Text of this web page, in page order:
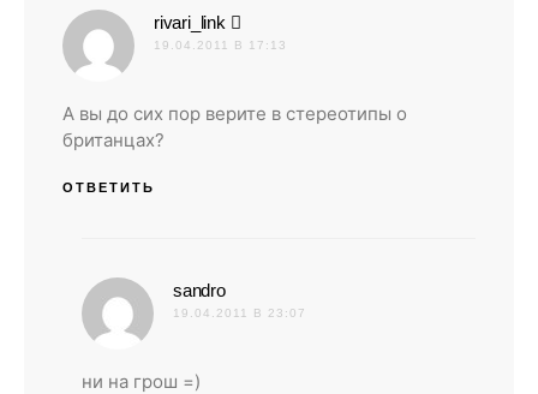
rivari_link
19.04.2011 В 17:13
А вы до сих пор верите в стереотипы о
британцах?
ОТВЕТИТЬ
sandro:
19.04.2011 В 23:07
ни на грош =)